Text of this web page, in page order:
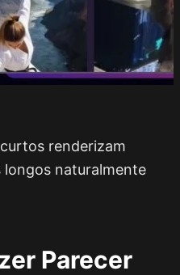
renderizam
longos naturalmente
Parecer